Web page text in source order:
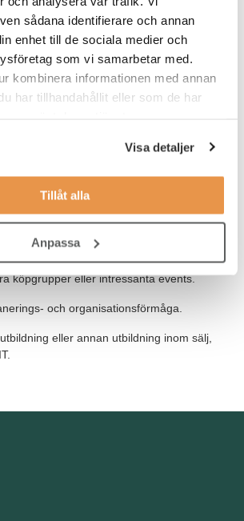
sådana identifierare och annan
enhet till de sociala medier och
som vi samarbetar med.
kombinera informationen med annan
har tillhandahållit eller som de har
Visa detaljer
Tillåt alla
Anpassa
och kommunicerar flytande i tal och
och engelska.
som Business Development Representive
i olika säljverktyg såsom SalesLoft
om sociala medier verktyg för att t.ex.
köpgrupper eller intressanta events.
och organisationsförmåga.
eller annan utbildning inom sälj,